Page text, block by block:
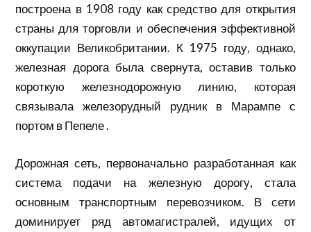
построена в 1908 году как средство для открытия
страны для торговли и обеспечения эффективной
оккупации Великобритании. К 1975 году, однако,
железная дорога была свернута, оставив только
короткую железнодорожную линию, которая
связывала железорудный рудник в Марампе с
портом в Пепеле .
Дорожная сеть, первоначально разработанная как
система подачи на железную дорогу, стала
основным транспортным перевозчиком. В сети
доминирует ряд автомагистралей, идущих от